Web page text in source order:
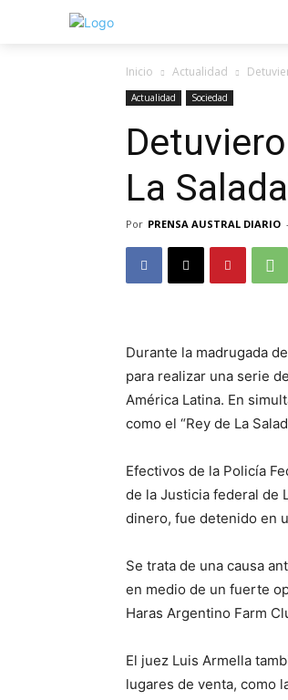
Inicio Actualidad
Actualidad Sociedad
La
Por PRENSA AUSTRAL DIARIO -
Durante la madrugada
para realizar una serie
América Latina. En
como el “Rey de La
Efectivos de la Policía
de la Justicia federal de
dinero, fue detenido en
Se trata de una causa
en medio de un fuerte
Haras Argentino Farm
El juez Luis Armella
lugares de venta, como